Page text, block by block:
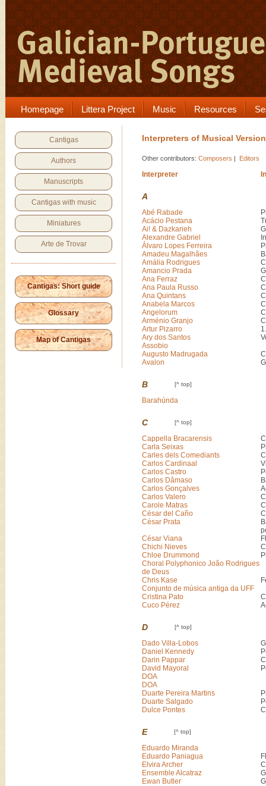
Homepage Littera Project Music Resources
Cantigas
Authors
Manuscripts
Cantigas with music
Miniatures
Arte de Trovar
Cantigas: Short guide
Glossary
Map of Cantigas
Interpreters of Musical
Other contributors: Composers | Editors
Interpreter
A
Abé Rabade
Acácio Pestana
Ai! & Dazkarieh
Alexandre Gabriel
Álvaro Lopes Ferreira
Amadeu Magalhães
Amália Rodrigues
Amancio Prada
Ana Ferraz
Ana Paula Russo
Ana Quintans
Anabela Marcos
Angelorum
Arménio Granjo
Artur Pizarro
Ary dos Santos
Assobio
Augusto Madrugada
Avalon
B [^ top]
Barahúnda
C [^ top]
Cappella Bracarensis
Carla Seixas
Carles dels Comediants
Carlos Cardinaal
Carlos Castro
Carlos Dâmaso
Carlos Gonçalves
Carlos Valero
Carole Matras
César del Caño
César Prata
César Viana
Chichi Nieves
Chloe Drummond
Choral Polyphonico João Rodrigues
de Deus
Chris Kase
Conjunto de música antiga da UFF
Cristina Pato
Cuco Pérez
D [^ top]
Dado Villa-Lobos
Daniel Kennedy
Darin Pappar
David Mayoral
DOA
DOA
Duarte Pereira Martins
Duarte Salgado
Dulce Pontes
E [^ top]
Eduardo Miranda
Eduardo Paniagua
Elvira Archer
Ensemble Alcatraz
Ewan Butler